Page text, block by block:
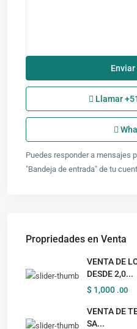
Llamar
Puedes responder a mensajes
"Bandeja de entrada" de tu
Propriedades en Venta
VENTA DE
DESDE 2,0...
$ 1,000 .00
VENTA DE
SA...